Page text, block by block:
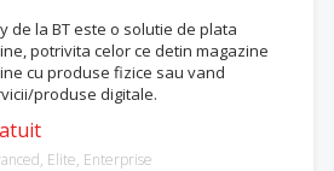
de la BT este o solutie de plata
potrivita celor ce detin magazine
cu produse fizice sau vand
produse digitale.
Elite, Enterprise